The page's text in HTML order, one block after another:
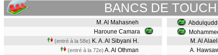
BANCS DE
M. Al Mahasneh
Haroune Camara
(entré à la 58e) K. A. Al Sibyani H.
(entré à la 72e) A. Al Othman
M. Al
A.